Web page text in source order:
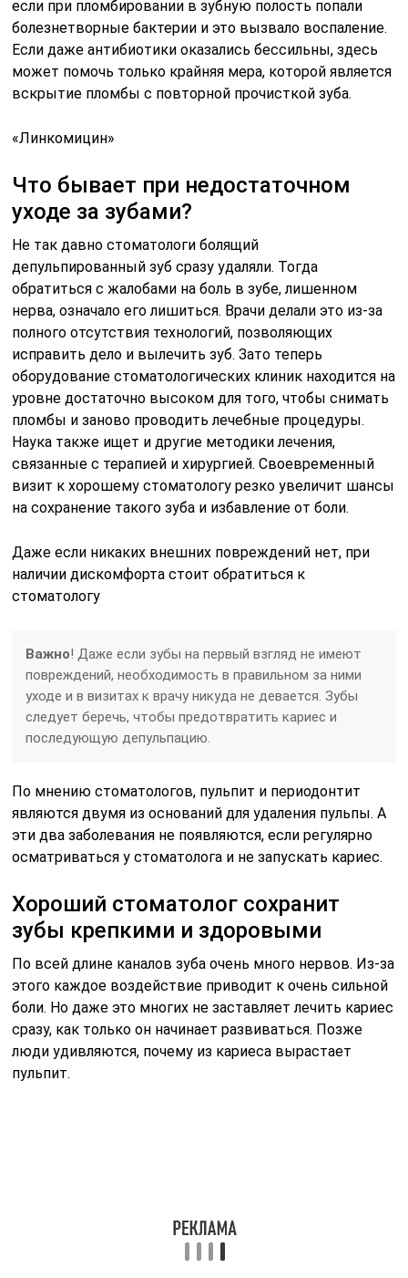
если при пломбировании в зубную полость попали
болезнетворные бактерии и это вызвало воспаление.
Если даже антибиотики оказались бессильны, здесь
может помочь только крайняя мера, которой является
вскрытие пломбы с повторной прочисткой зуба.
«Линкомицин»
Что бывает при недостаточном
уходе за зубами?
Не так давно стоматологи болящий
депульпированный зуб сразу удаляли. Тогда
обратиться с жалобами на боль в зубе, лишенном
нерва, означало его лишиться. Врачи делали это из-за
полного отсутствия технологий, позволяющих
исправить дело и вылечить зуб. Зато теперь
оборудование стоматологических клиник находится на
уровне достаточно высоком для того, чтобы снимать
пломбы и заново проводить лечебные процедуры.
Наука также ищет и другие методики лечения,
связанные с терапией и хирургией. Своевременный
визит к хорошему стоматологу резко увеличит шансы
на сохранение такого зуба и избавление от боли.
Даже если никаких внешних повреждений нет, при
наличии дискомфорта стоит обратиться к
стоматологу
Важно! Даже если зубы на первый взгляд не имеют
повреждений, необходимость в правильном за ними
уходе и в визитах к врачу никуда не девается. Зубы
следует беречь, чтобы предотвратить кариес и
последующую депульпацию.
По мнению стоматологов, пульпит и периодонтит
являются двумя из оснований для удаления пульпы. А
эти два заболевания не появляются, если регулярно
осматриваться у стоматолога и не запускать кариес.
Хороший стоматолог сохранит
зубы крепкими и здоровыми
По всей длине каналов зуба очень много нервов. Из-за
этого каждое воздействие приводит к очень сильной
боли. Но даже это многих не заставляет лечить кариес
сразу, как только он начинает развиваться. Позже
люди удивляются, почему из кариеса вырастает
пульпит.